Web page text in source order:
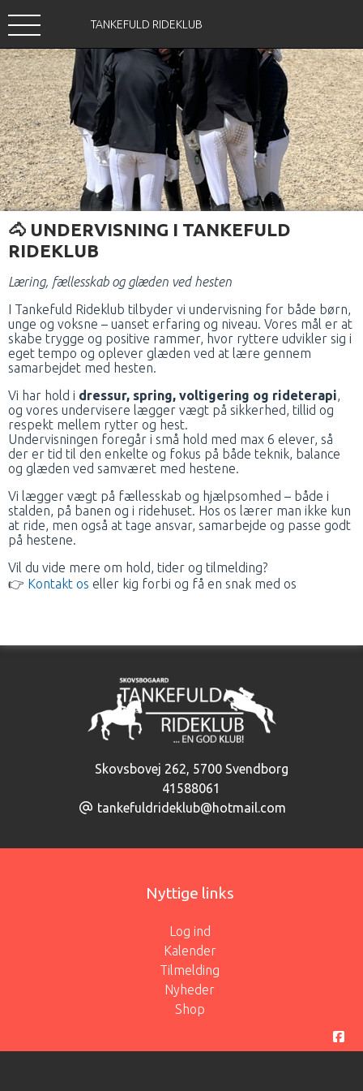
TANKEFULD RIDEKLUB
🐴 UNDERVISNING I TANKEFULD
RIDEKLUB
Læring, fællesskab og glæden ved hesten
I Tankefuld Rideklub tilbyder vi undervisning for både børn,
unge og voksne – uanset erfaring og niveau. Vores mål er at
skabe trygge og positive rammer, hvor ryttere udvikler sig i
eget tempo og oplever glæden ved at lære gennem
samarbejdet med hesten.
Vi har hold i dressur, spring, voltigering og rideterapi,
og vores undervisere lægger vægt på sikkerhed, tillid og
respekt mellem rytter og hest.
Undervisningen foregår i små hold med max 6 elever, så
der er tid til den enkelte og fokus på både teknik, balance
og glæden ved samværet med hestene.
Vi lægger vægt på fællesskab og hjælpsomhed – både i
stalden, på banen og i ridehuset. Hos os lærer man ikke kun
at ride, men også at tage ansvar, samarbejde og passe godt
på hestene.
Vil du vide mere om hold, tider og tilmelding?
👉 Kontakt os eller kig forbi og få en snak med os
Skovsbovej 262, 5700 Svendborg
41588061
tankefuldrideklub@hotmail.com
Nyttige links
Log ind
Kalender
Tilmelding
Nyheder
Shop